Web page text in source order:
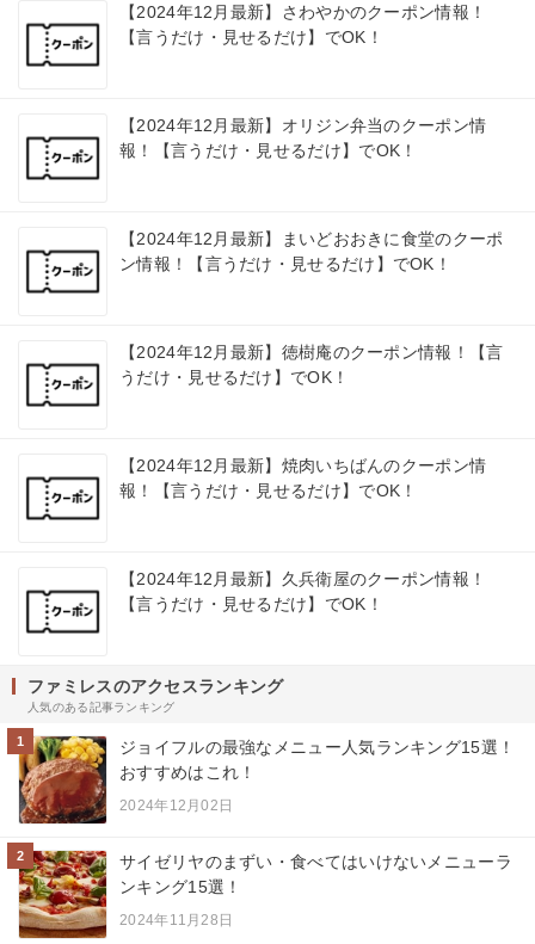
【2024年12月最新】さわやかのクーポン情報！
【言うだけ・見せるだけ】でOK！
【2024年12月最新】オリジン弁当のクーポン情
報！【言うだけ・見せるだけ】でOK！
【2024年12月最新】まいどおおきに食堂のクーポ
ン情報！【言うだけ・見せるだけ】でOK！
【2024年12月最新】徳樹庵のクーポン情報！【言
うだけ・見せるだけ】でOK！
【2024年12月最新】焼肉いちばんのクーポン情
報！【言うだけ・見せるだけ】でOK！
【2024年12月最新】久兵衛屋のクーポン情報！
【言うだけ・見せるだけ】でOK！
ファミレスのアクセスランキング
人気のある記事ランキング
1
ジョイフルの最強なメニュー人気ランキング15選！
おすすめはこれ！
2024年12月02日
2
サイゼリヤのまずい・食べてはいけないメニューラ
ンキング15選！
2024年11月28日